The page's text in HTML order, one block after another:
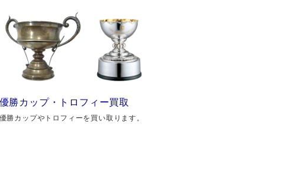
優勝カップ・トロフィー買取
優勝カップやトロフィーを買い取ります。